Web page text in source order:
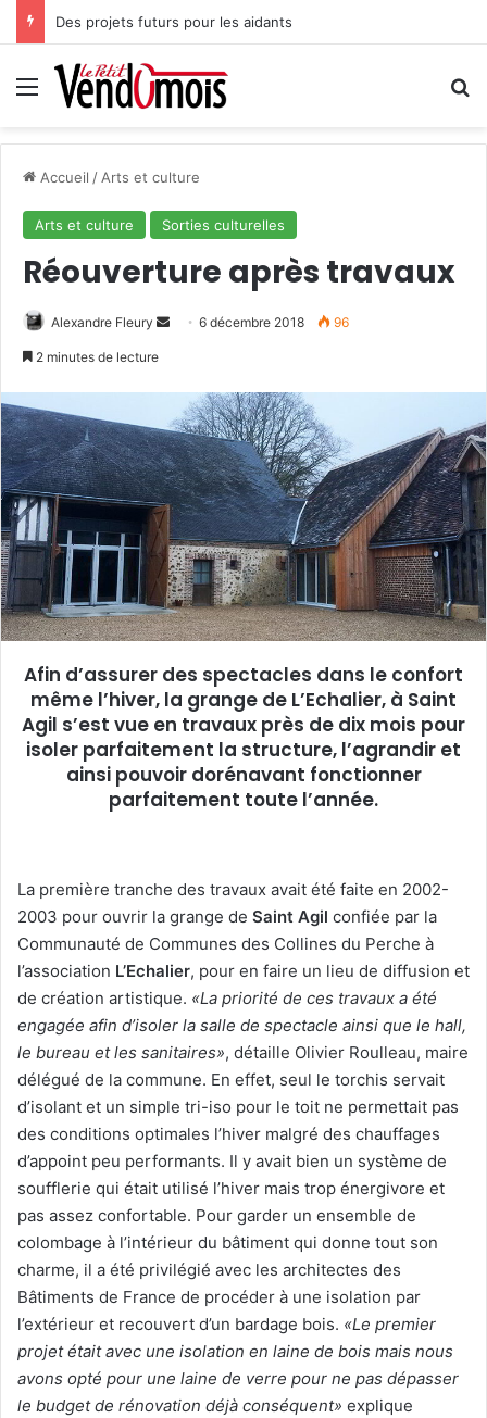
Des projets futurs pour les aidants
Menu
Accueil / Arts et culture
Arts et culture Sorties culturelles
Réouverture après travaux
Alexandre Fleury
y
e
r
u
n
c
o
u
r
6 décembre 2018 96
2 minutes de lecture
Afin d’assurer des spectacles dans le confort
même l’hiver, la grange de L’Echalier, à Saint
Agil s’est vue en travaux près de dix mois pour
isoler parfaitement la structure, l’agrandir et
ainsi pouvoir dorénavant fonctionner
parfaitement toute l’année.
La première tranche des travaux avait été faite en 2002-
2003 pour ouvrir la grange de Saint Agil confiée par la
Communauté de Communes des Collines du Perche à
l’association L’Echalier, pour en faire un lieu de diffusion et
de création artistique. «La priorité de ces travaux a été
engagée afin d’isoler la salle de spectacle ainsi que le hall,
le bureau et les sanitaires», détaille Olivier Roulleau, maire
délégué de la commune. En effet, seul le torchis servait
d’isolant et un simple tri-iso pour le toit ne permettait pas
des conditions optimales l’hiver malgré des chauffages
d’appoint peu performants. Il y avait bien un système de
soufflerie qui était utilisé l’hiver mais trop énergivore et
pas assez confortable. Pour garder un ensemble de
colombage à l’intérieur du bâtiment qui donne tout son
charme, il a été privilégié avec les architectes des
Bâtiments de France de procéder à une isolation par
l’extérieur et recouvert d’un bardage bois. «Le premier
projet était avec une isolation en laine de bois mais nous
avons opté pour une laine de verre pour ne pas dépasser
le budget de rénovation déjà conséquent» explique